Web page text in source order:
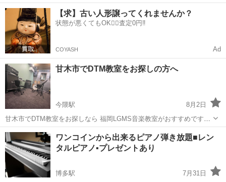
心者のみ受け付けます。 入会金0円 お子様から大人の方まで全ての
方々歓迎 ピアノ講師は女性になります。 初回講習限定プレゼントで音
譜刻印えんぴつ...
福岡 福岡市 博多駅 ピアノ ピアノレッスン
【求】古い人形譲ってくれませんか？
状態が悪くてもOK🙆‍♀️査定0円‼️
COYASH Ad
甘木市でDTM教室をお探しの方へ
今隈駅
8月2日
甘木市でDTM教室をお探しなら 福岡LGMS音楽教室がおすすめです。
↓↓↓ https://lightmusicschool.jp/tachiaraidtm/ 大刀洗町にお住いの方は
もちろん、久留米市、小郡市、鳥栖...
福岡 三井郡 今隈駅 音楽
ワンコインから出来るピアノ弾き放題■レン
タルピアノ▪️プレゼントあり
博多駅 7月31日